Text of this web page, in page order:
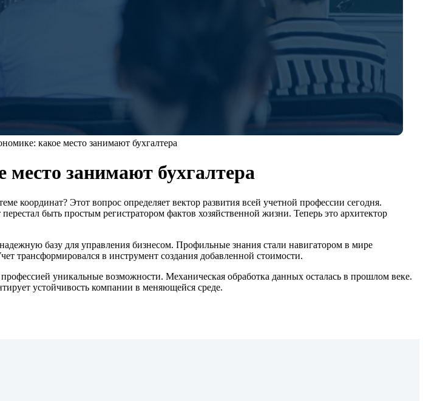
какое место занимают бухгалтера
занимают бухгалтера
координат? Этот вопрос определяет вектор развития всей учетной профессии сегодня.
быть простым регистратором фактов хозяйственной жизни. Теперь это архитектор
базу для управления бизнесом. Профильные знания стали навигатором в мире
трансформировался в инструмент создания добавленной стоимости.
уникальные возможности. Механическая обработка данных осталась в прошлом веке.
устойчивость компании в меняющейся среде.